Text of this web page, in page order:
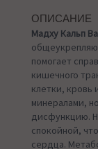
ОПИСАНИЕ
Мадху Кальп
помогает
кишечного
клетки, кровь
минералами,
дисфункцию.
спокойной,
сердца.